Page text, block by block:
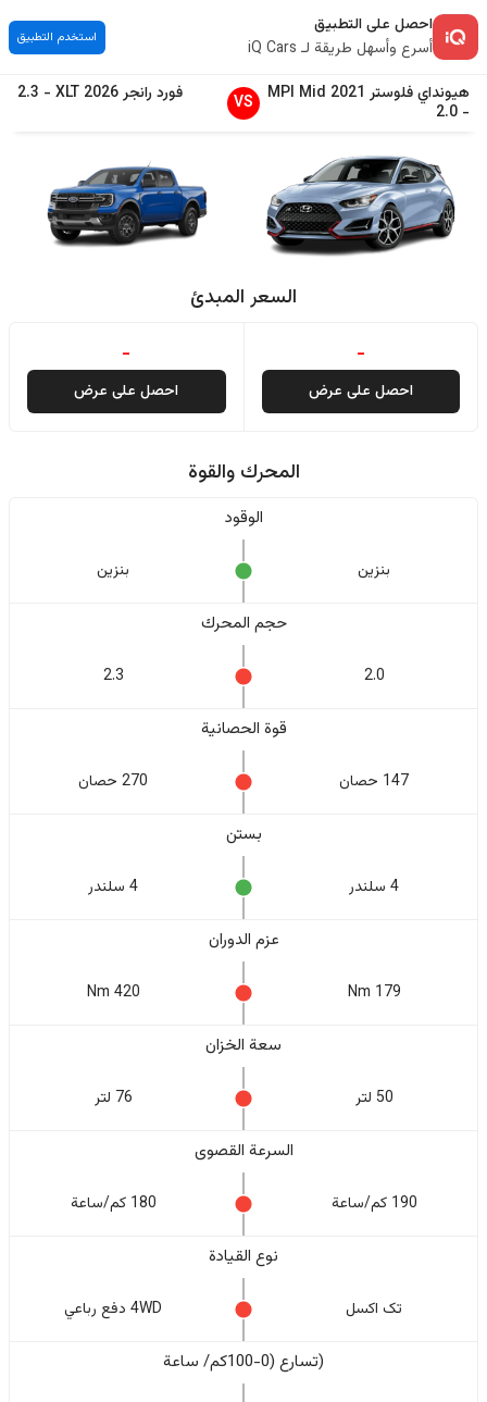
احصل على التطبيق
أسرع وأسهل طريقة لـ iQ Cars
استخدم التطبيق
هيوندايفلوستر 2021
MPI Mid
-
2.0
VS فورد رانجر2026
XLT
-
2.3
السعر المبدئ
-
احصل على عرض
-
احصل على عرض
المحرك والقوة
الوقود
بنزين بنزين
حجم المحرك
2.0
2.3
قوة الحصانية
147 حصان 270 حصان
بستن
4 سلندر 4 سلندر
عزم الدوران
179 Nm
420 Nm
سعة الخزان
50 لتر 76 لتر
السرعة القصوى
190 كم/ساعة 180 كم/ساعة
نوع القيادة
تک اکسل 4WD دفع رباعي
(تسارع (0-100كم/ ساعة